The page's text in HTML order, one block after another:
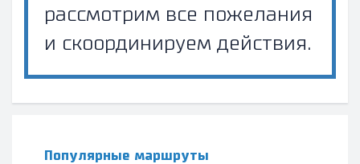
рассмотрим все пожелания
и скоординируем действия.
Популярные маршруты